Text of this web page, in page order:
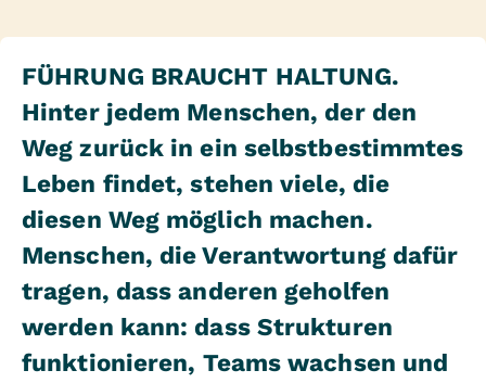
FÜHRUNG BRAUCHT HALTUNG.
Hinter jedem Menschen, der den
Weg zurück in ein selbstbestimmtes
Leben findet, stehen viele, die
diesen Weg möglich machen.
Menschen, die Verantwortung dafür
tragen, dass anderen geholfen
werden kann: dass Strukturen
funktionieren, Teams wachsen und